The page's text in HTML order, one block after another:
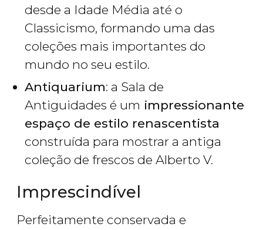
desde a Idade Média até o
Classicismo, formando uma das
coleções mais importantes do
mundo no seu estilo.
Antiquarium: a Sala de
Antiguidades é um impressionante
espaço de estilo renascentista
construída para mostrar a antiga
coleção de frescos de Alberto V.
Imprescindível
Perfeitamente conservada e